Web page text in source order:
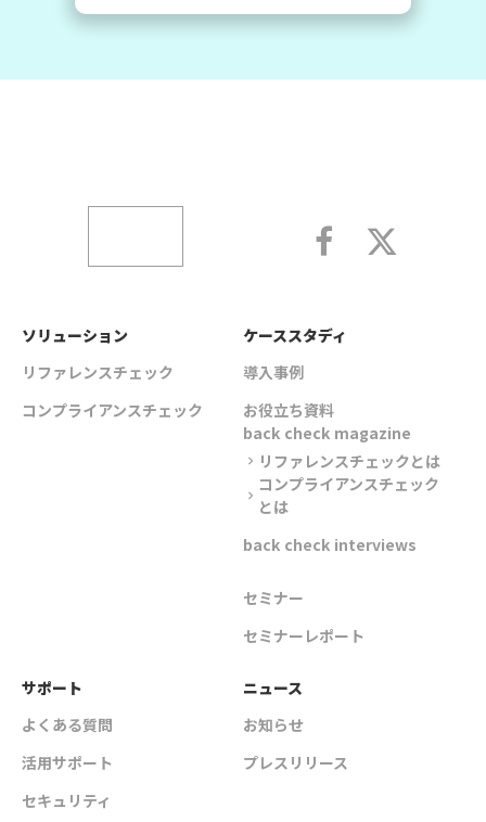
ソリューション
リファレンスチェック
コンプライアンスチェック
ケーススタディ
導入事例
お役立ち資料
back check magazine
chevron_right リファレンスチェックとは
chevron_right
コンプライアンスチェック
とは
back check interviews
セミナー
セミナーレポート
サポート
よくある質問
活用サポート
セキュリティ
ニュース
お知らせ
プレスリリース